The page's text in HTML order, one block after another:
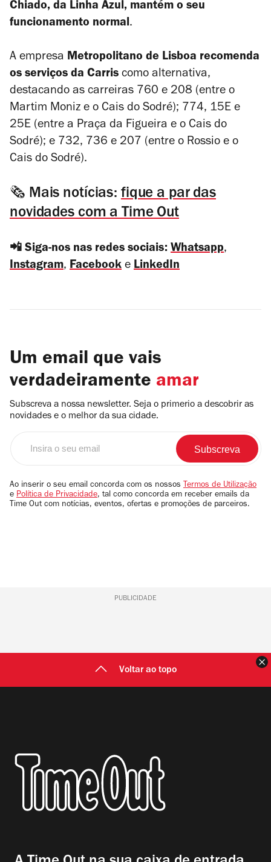
Chiado, da Linha Azul, mantém o seu
funcionamento normal.
A empresa Metropolitano de Lisboa recomenda
os serviços da Carris como alternativa,
destacando as carreiras 760 e 208 (entre o
Martim Moniz e o Cais do Sodré); 774, 15E e
25E (entre a Praça da Figueira e o Cais do
Sodré); e 732, 736 e 207 (entre o Rossio e o
Cais do Sodré).
🗞️ Mais notícias:fique a par das
novidades com a Time Out
📲 Siga-nos nas redes sociais: Whatsapp,
Instagram, Facebook e LinkedIn
Um email que vais
verdadeiramente amar
Subscreva a nossa newsletter. Seja o primerio a descobrir as
novidades e o melhor da sua cidade.
email
Ao inserir o seu email concorda com os nossos Termos de Utilização
e Política de Privacidade, tal como concorda em receber emails da
Time Out com notícias, eventos, ofertas e promoções de parceiros.
PUBLICIDADE
Voltar ao topo